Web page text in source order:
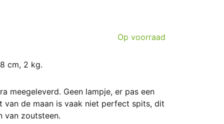
Op voorraad
cm, 2 kg.
meegeleverd. Geen lampje, er pas een
van de maan is vaak niet perfect spits, dit
van zoutsteen.